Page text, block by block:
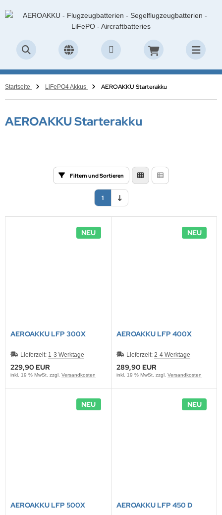
Startseite LiFePO4 Akkus AEROAKKU Starterakku
AEROAKKU Starterakku
Filtern und Sortieren
1
NEU
AEROAKKU LFP 300X
Lieferzeit: 1-3 Werktage
229,90 EUR
inkl. 19 % MwSt. zzgl. Versandkosten
NEU
AEROAKKU LFP 400X
Lieferzeit: 2-4 Werktage
289,90 EUR
inkl. 19 % MwSt. zzgl. Versandkosten
NEU
AEROAKKU LFP 500X
NEU
AEROAKKU LFP 450 D